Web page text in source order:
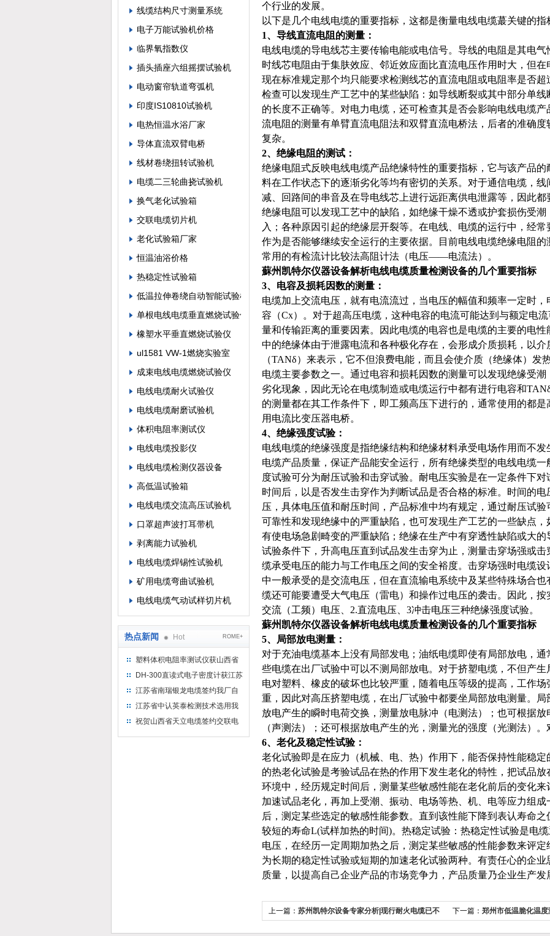
线缆结构尺寸测量系统
电子万能试验机价格
临界氧指数仪
插头插座六组摇摆试验机
电动窗帘轨道弯弧机
印度IS10810试验机
电热恒温水浴厂家
导体直流双臂电桥
线材卷绕扭转试验机
电缆二三轮曲挠试验机
换气老化试验箱
交联电缆切片机
老化试验箱厂家
恒温油浴价格
热稳定性试验箱
低温拉伸卷绕自动智能试验机
单根电线电缆垂直燃烧试验仪
橡塑水平垂直燃烧试验仪
ul1581 VW-1燃烧实验室
成束电线电缆燃烧试验仪
电线电缆耐火试验仪
电线电缆耐磨试验机
体积电阻率测试仪
电线电缆投影仪
电线电缆检测仪器设备
高低温试验箱
电线电缆交流高压试验机
口罩超声波打耳带机
剥离能力试验机
电线电缆焊锡性试验机
矿用电缆弯曲试验机
电线电缆气动试样切片机
热点新闻 Hot ROME+
塑料体积电阻率测试仪获山西省
水利机械厂选用
DH-300直读式电子密度计获江苏
省苏州市安信塑业选用
江苏省南瑞银龙电缆签约我厂自
然换气老化箱等电缆检测设备
江苏省中认英泰检测技术选用我
厂自然换气老化试验箱
祝贺山西省天立电缆签约交联电
个行业的发展。
以下是几个电线电缆的重要指标，这都是衡量电线电缆蕞关键的指
1、导线直流电阻的测量：
电线电缆的导电线芯主要传输电能或电信号。导线的电阻是其电
时线芯电阻由于集肤效应、邻近效应面比直流电压作用时大，但在
现在标准规定那个均只能要求检测线芯的直流电阻或电阻率是否
检查可以发现生产工艺中的某些缺陷：如导线断裂或其中部分单
的长度不正确等。对电力电缆，还可检查其是否会影响电线电缆
流电阻的测量有单臂直流电阻法和双臂直流电桥法，后者的准确
复杂。
2、绝缘电阻的测试：
绝缘电阻式反映电线电缆产品绝缘特性的重要指标，它与该产品
料在工作状态下的逐渐劣化等均有密切的关系。对于通信电缆，
减、回路间的串音及在导电线芯上进行远距离供电泄露等，因此
绝缘电阻可以发现工艺中的缺陷，如绝缘干燥不透或护套损伤受
入；各种原因引起的绝缘层开裂等。在电线、电缆的运行中，经
作为是否能够继续安全运行的主要依据。目前电线电缆绝缘电阻的
常用的有检流计比较法高阻计法（电压——电流法）。
蘇州凯特尔仪器设备解析电线电缆质量检测设备的几个重要指标
3、电容及损耗因数的测量：
电缆加上交流电压，就有电流流过，当电压的幅值和频率一定时
容（Cx）。对于超高压电缆，这种电容的电流可能达到与额定电
量和传输距离的重要因素。因此电缆的电容也是电缆的主要的电
中的绝缘体由于泄露电流和各种极化存在，会形成介质损耗，以
（TANδ）来表示，它不但浪费电能，而且会使介质（绝缘体）发
电缆主要参数之一。通过电容和损耗因数的测量可以发现绝缘受
劣化现象，因此无论在电缆制造或电缆运行中都有进行电容和
的测量都在其工作条件下，即工频高压下进行的，通常使用的都
用电流比变压器电桥。
4、绝缘强度试验：
电线电缆的绝缘强度是指绝缘结构和绝缘材料承受电场作用而不
电缆产品质量，保证产品能安全运行，所有绝缘类型的电线电缆
度试验可分为耐压试验和击穿试验。耐电压实验是在一定条件下
时间后，以是否发生击穿作为判断试品是否合格的标准。时间的
压，具体电压值和耐压时间，产品标准中均有规定，通过耐压试
可靠性和发现绝缘中的严重缺陷，也可发现生产工艺的一些缺点
有使电场急剧畸变的严重缺陷；绝缘在生产中有穿透性缺陷或大
试验条件下，升高电压直到试品发生击穿为止，测量击穿场强或
缆承受电压的能力与工作电压之间的安全裕度。击穿场强时电缆
中一般承受的是交流电压，但在直流输电系统中及某些特殊场合
缆还可能要遭受大气电压（雷电）和操作过电压的袭击。因此，
交流（工频）电压、2.直流电压、3冲击电压三种绝缘强度试验。
蘇州凯特尔仪器设备解析电线电缆质量检测设备的几个重要指标
5、局部放电测量：
对于充油电缆基本上没有局部发电；油纸电缆即使有局部放电，
些电缆在出厂试验中可以不测局部放电。对于挤塑电缆，不但产
电对塑料、橡皮的破坏也比较严重，随着电压等级的提高，工作
重，因此对高压挤塑电缆，在出厂试验中都要坐局部放电测量。
放电产生的瞬时电荷交换，测量放电脉冲（电测法）；也可根据
（声测法）；还可根据放电产生的光，测量光的强度（光测法）。
6、老化及稳定性试验：
老化试验即是在应力（机械、电、热）作用下，能否保持性能稳
的热老化试验是考验试品在热的作用下发生老化的特性，把试品
环境中，经历规定时间后，测量某些敏感性能在老化前后的变化
加速试品老化，再加上受潮、振动、电场等热、机、电等应力组
后，测定某些选定的敏感性能参数。直到该性能下降到表认寿命
较短的寿命L(试样加热的时间)。热稳定试验：热稳定性试验是电
电压，在经历一定周期加热之后，测定某些敏感的性能参数来评
为长期的稳定性试验或短期的加速老化试验两种。有责任心的企
质量，以提高自己企业产品的市场竞争力，产品质量乃企业生产发
上一篇： 苏州凯特尔设备专家分析|现行耐火电缆已不 下一篇： 郑州市低温脆化温